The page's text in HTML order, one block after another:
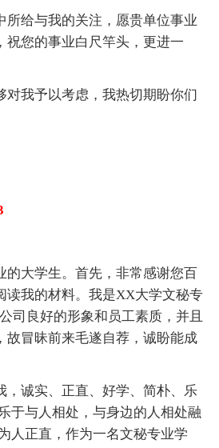
所给与我的关注，愿贵单位事业
祝您的事业白尺竿头，更进一
对我予以考虑，我热切期盼你们
的大学生。首先，非常感谢您百
读我的材料。我是XX大学文秘专
司良好的形象和员工素质，并且
故冒昧前来毛遂自荐，诚盼能成
，诚实、正直、好学、简朴、乐
于与人相处，与身边的人相处融
人正直，作为一名文秘专业学